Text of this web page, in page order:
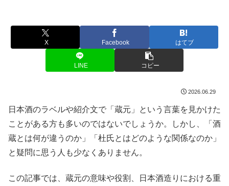
X Facebook はてブ
LINE コピー
2026.06.29
日本酒のラベルや紹介文で「蔵元」という言葉を見かけた
ことがある方も多いのではないでしょうか。しかし、「酒
蔵とは何が違うのか」「杜氏とはどのような関係なのか」
と疑問に思う人も少なくありません。
この記事では、蔵元の意味や役割、日本酒造りにおける重